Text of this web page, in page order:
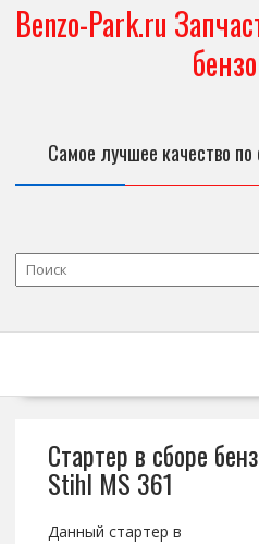
Benzo-Park.ru
Самое лучшее качество
Стартер в сборе
Stihl MS 361
Данный стартер в